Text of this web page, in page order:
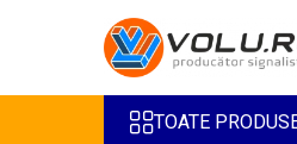
Toate Produsele
Accesorii SteaguriTOATE